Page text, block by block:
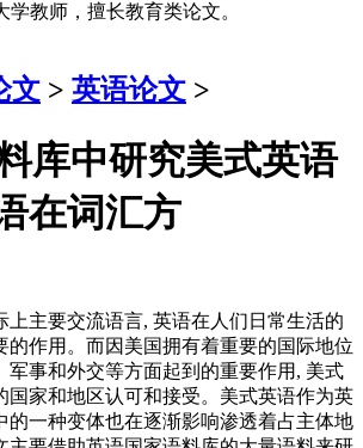
学教师，擅长教育类论文。
文 > 英语论文 >
库中研究美式英语
在词汇方
上主要交流语言, 英语在人们日常生活的
的作用。而因美国拥有着重要的国际地位
军事和外交等方面起到的重要作用, 美式
国家和地区认可和接受。美式英语作为英
的一种变体也在逐渐影响渗透着占主体地